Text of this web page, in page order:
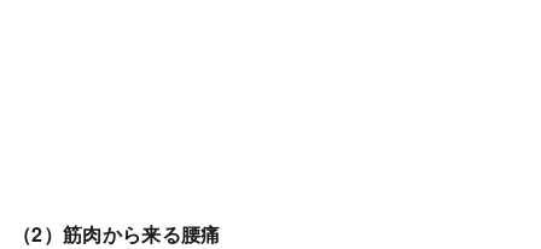
（2）筋肉から来る腰痛